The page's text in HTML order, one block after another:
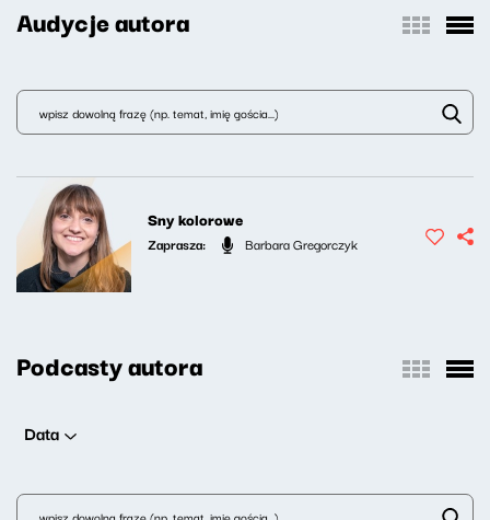
Audycje autora
Sny kolorowe
Zaprasza: Barbara Gregorczyk
Podcasty autora
Data